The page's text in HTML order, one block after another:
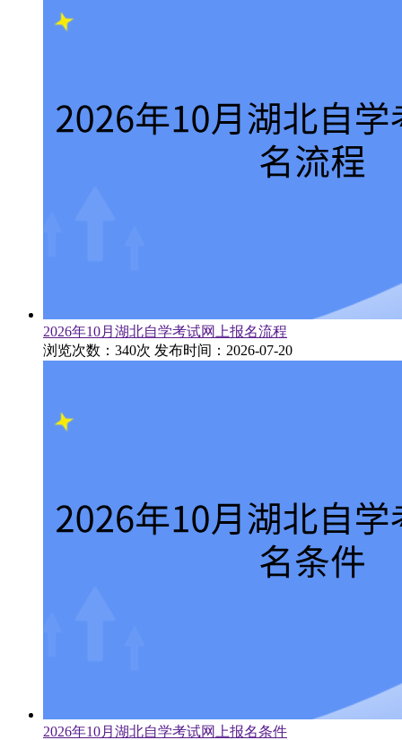
2026年10月湖北自学考试网上报名流程
浏览次数：340次 发布时间：2026-07-20
2026年10月湖北自学考试网上报名条件